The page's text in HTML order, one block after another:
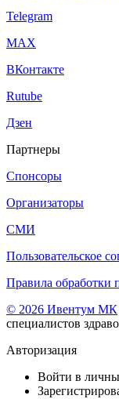
Telegram
МАХ
ВКонтакте
Rutube
Дзен
Партнеры
Спонсоры
Организаторы
СМИ
Пользовательское
Правила обработки
© 2026 Ивентум МК
специалистов
Авторизация
Войти в